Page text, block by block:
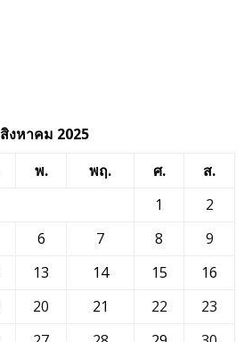
สิงหาคม 2025
พ. พฤ. ศ.
ส.
1
2
6 7 8
9
13 14 15
16
20 21 22
23